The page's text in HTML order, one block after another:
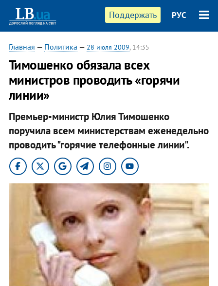
Поддержать РУС
Главная — Политика — 28 июля 2009, 14:35
Тимошенко обязала всех
министров проводить «горячи
линии»
Премьер-министр Юлия Тимошенко
поручила всем министерствам еженедельно
проводить "горячие телефонные линии".